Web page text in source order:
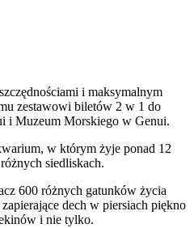
i maksymalnym
zestawowi biletów 2 w 1 do
i Muzeum Morskiego w Genui.
w którym żyje ponad 12
siedliskach.
600 różnych gatunków życia
dech w piersiach piękno
i nie tylko.